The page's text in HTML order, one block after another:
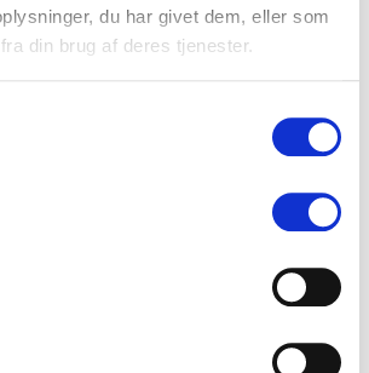
du har givet dem, eller som
din brug af deres tjenester.
tidsbesparelser med AI workflows